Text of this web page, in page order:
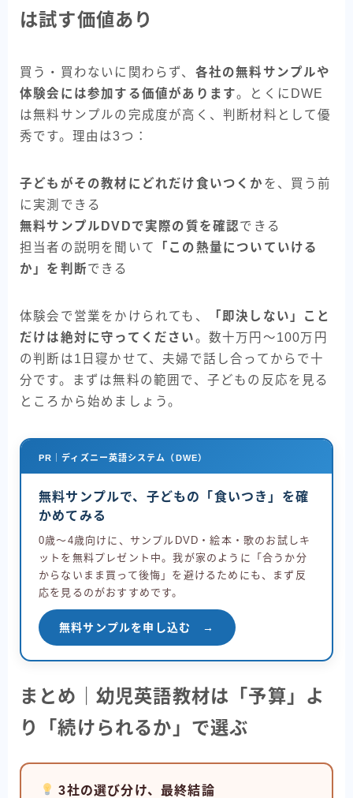
は試す価値あり
買う・買わないに関わらず、 各社の無料サンプルや
体験会には参加する価値があります。とくにDWE
は無料サンプルの完成度が高く、判断材料として優
秀です。理由は3つ：
子どもがその教材にどれだけ食いつくか を、買う前
に実測できる
無料サンプルDVDで実際の質を確認できる
担当者の説明を聞いて
「この熱量についていける
か」を判断できる
体験会で営業をかけられても、
「即決しない」こと
だけは絶対に守ってください。数十万円〜100万円
の判断は1日寝かせて、夫婦で話し合ってからで十
分です。まずは無料の範囲で、子どもの反応を見る
ところから始めましょう。
PR｜ディズニー英語システム（DWE）
無料サンプルで、子どもの「食いつき」を確
かめてみる
0歳〜4歳向けに、サンプルDVD・絵本・歌のお試しキ
ットを無料プレゼント中。我が家のように「合うか分
からないまま買って後悔」を避けるためにも、まず反
応を見るのがおすすめです。
無料サンプルを申し込む →
まとめ｜幼児英語教材は「予算」よ
り「続けられるか」で選ぶ
3社の選び分け、最終結論